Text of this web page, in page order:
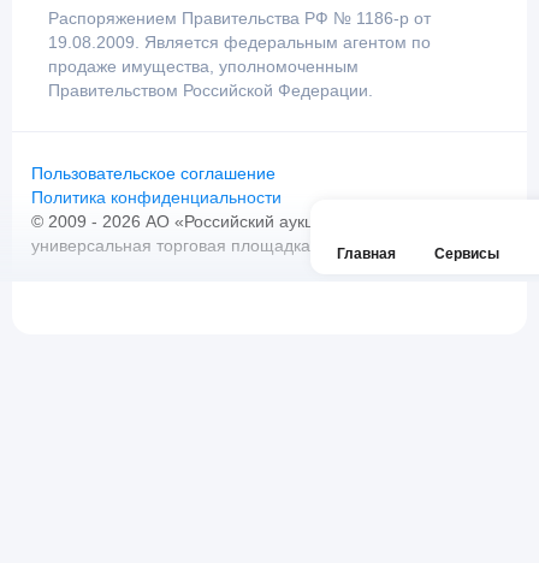
Главная Сервисы
Распоряжением Правительства РФ № 1186-р от
19.08.2009. Является федеральным агентом по
продаже имущества, уполномоченным
Правительством Российской Федерации.
Пользовательское соглашение
Политика конфиденциальности
© 2009 - 2026 АО «Российский аукционный дом»
универсальная торговая площадка. Все права защищены.